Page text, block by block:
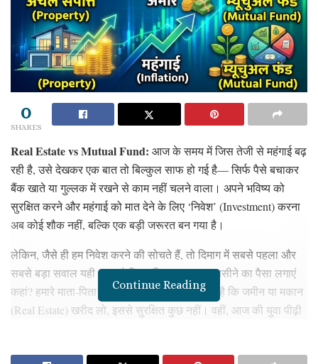
0
SHARES
Real Estate vs Mutual Fund: आज के समय में जिस तेजी से महंगाई बढ़
रही है, उसे देखकर एक बात तो बिल्कुल साफ हो गई है— सिर्फ पैसे बचाकर
बैंक खाते या गुल्लक में रखने से काम नहीं चलने वाला। अपने भविष्य को
सुरक्षित करने और महंगाई को मात देने के लिए ‘निवेश’ (Investment) करना
अब कोई शौक नहीं, बल्कि एक बड़ी जरूरत बन गया है।
लेकिन, जैसे ही हम निवेश करने की सोचते हैं, तो दिमाग में सबसे पहला और
सबसे बड़ा सवाल यही आता है कि आखिर अपना खून-पसीने का पैसा लगाएं
कहां? हमारे माता-पिता और पुराने लोगों का मानना रहा है कि जमीन या मकान
(Real Estate) खरीद लो, इससे सुरक्षित कुछ नहीं। वहीं, आज की युवा पीढ़ी
ऐसे में एक आम इंसान हमेशा इस कन्फ्यूजन में रहता है कि लंबी अवधि (Long
Continue Reading